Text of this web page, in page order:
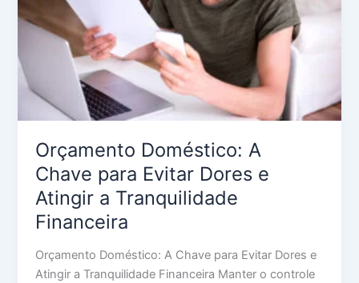
Orçamento Doméstico: A
Chave para Evitar Dores e
Atingir a Tranquilidade
Financeira
Orçamento Doméstico: A Chave para Evitar Dores e
Atingir a Tranquilidade Financeira Manter o controle
Dores
a
Tranquilidade
Financeira